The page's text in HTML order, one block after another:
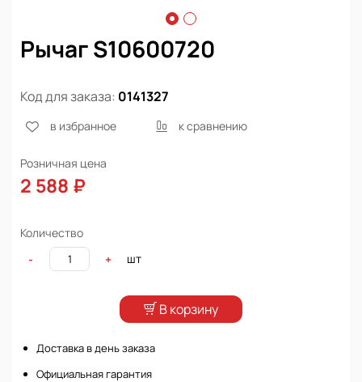
Рычаг S10600720
Код для заказа: 0141327
в избранное к сравнению
Розничная цена
2 588 ₽
Количество
-
+ шт
В корзину
Доставка в день заказа
Официальная гарантия